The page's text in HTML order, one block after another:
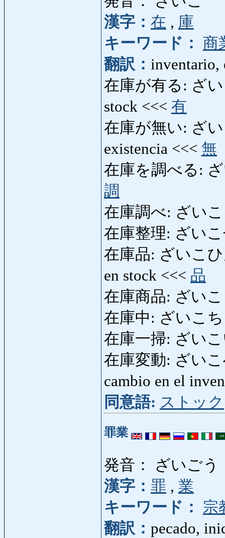
漢字： 在 , 庫
キーワード： 商
翻訳： inventario,
在庫が有る: ざい
stock <<< 有
在庫が無い: ざい
existencia <<< 無
在庫を調べる:
調
在庫調べ: ざい
在庫整理: ざい
在庫品: ざいこひ
en stock <<< 品
在庫商品: ざい
在庫中: ざいこ
在庫一掃: ざい
在庫変動: ざいこ
cambio en el
同意語: ストック
罪業
発音： ざいごう
漢字： 罪 , 業
キーワード：
宗
翻訳： pecado,